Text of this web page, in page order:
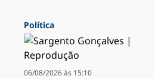
Política
06/08/2026 às 15:10